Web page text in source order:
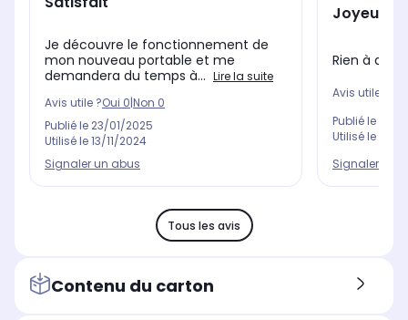
Je découvre le fonctionnement de
mon nouveau portable et me
demandera du temps à... Lire la suite
Avis utile ?Oui 0 Non 0
Publié le 23/01/2025
Utilisé le13/11/2024
Signaler un abus
Joyeux
Rien à
Avis utile ?
Publié le
Utilisé le
Signaler un
Tous les avis
Contenu du carton